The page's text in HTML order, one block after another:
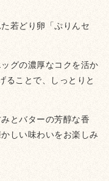
若どり卵「ぷりんセ
グの濃厚なコクを活か
ることで、しっとりと
とバターの芳醇な香
しい味わいをお楽しみ